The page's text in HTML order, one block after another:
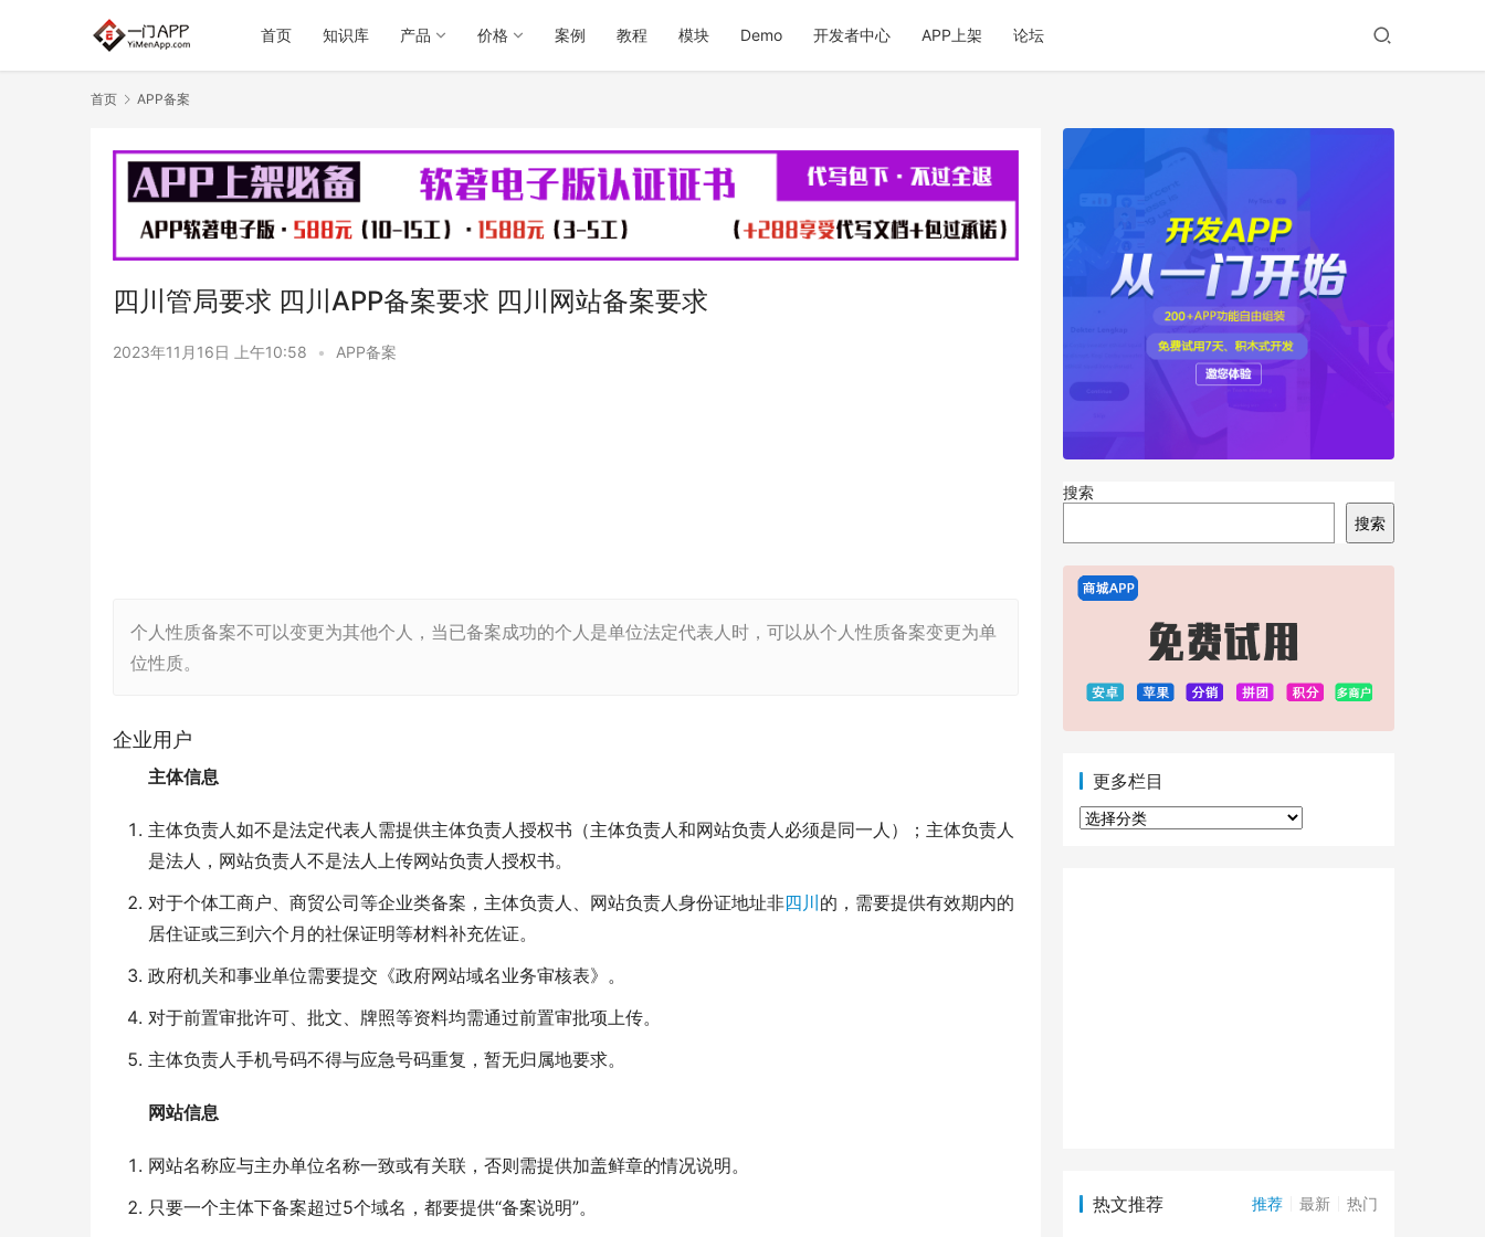
首页 知识库 产品 价格 案例 教程 模块 Demo 开发者中心 APP上架 论坛
首页 APP备案
四川管局要求 四川APP备案要求 四川网站备案要求
2023年11月16日 上午10:58 • APP备案
个人性质备案不可以变更为其他个人，当已备案成功的个人是单位法定代表人时，可以从个人性质备案变更为单
位性质。
企业用户
主体信息
主体负责人如不是法定代表人需提供主体负责人授权书（主体负责人和网站负责人必须是同一人）；主体负责人
是法人，网站负责人不是法人上传网站负责人授权书。
对于个体工商户、商贸公司等企业类备案，主体负责人、网站负责人身份证地址非四川 的，需要提供有效期内的
居住证或三到六个月的社保证明等材料补充佐证。
政府机关和事业单位需要提交《政府网站域名业务审核表》。
对于前置审批许可、批文、牌照等资料均需通过前置审批项上传。
主体负责人手机号码不得与应急号码重复，暂无归属地要求。
网站信息
网站名称应与主办单位名称一致或有关联，否则需提供加盖鲜章的情况说明。
只要一个主体下备案超过5个域名，都要提供“备案说明”。
搜索
搜索
更多栏目
更
热文推荐 推荐 最新 热门